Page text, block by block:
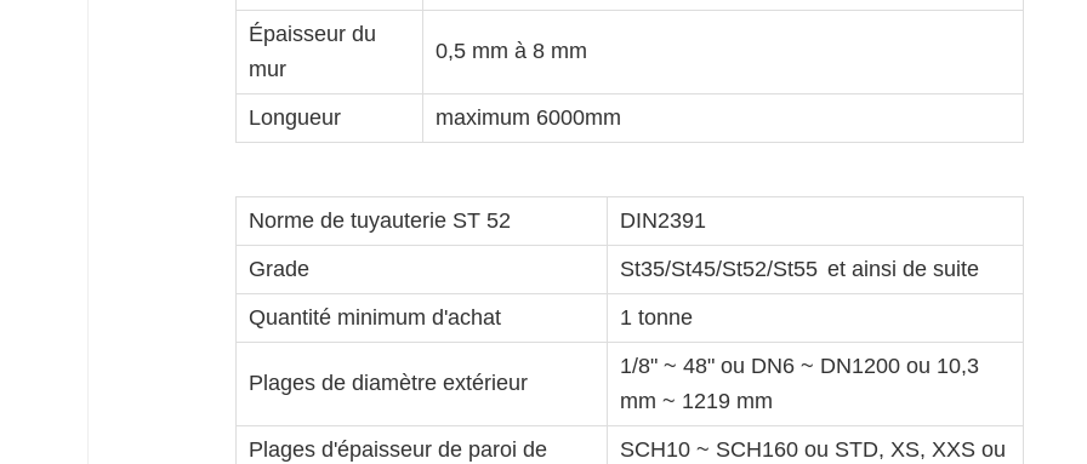
Épaisseur du
mur
0,5 mm à 8 mm
Longueur maximum 6000mm
Norme de tuyauterie ST 52
DIN2391
Grade
St35/St45/St52/St55 et ainsi de suite
Quantité minimum d'achat
1 tonne
Plages de diamètre extérieur
1/8" ~ 48" ou DN6 ~ DN1200 ou 10,3
mm ~ 1219 mm
Plages d'épaisseur de paroi de
SCH10 ~ SCH160 ou STD, XS, XXS ou